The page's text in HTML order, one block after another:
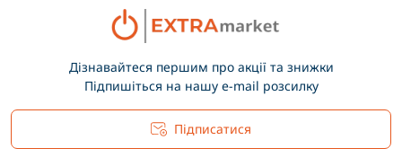
Дізнавайтеся першим про акції та знижки
Підпишіться на нашу e-mail розсилку
Підписатися